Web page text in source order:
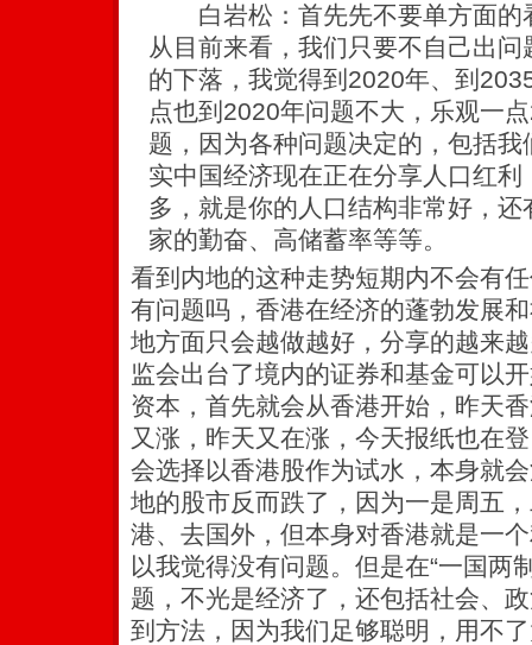
白岩松：首先先不要单方面的
从目前来看，我们只要不自己出
的下落，我觉得到2020年、到
点也到2020年问题不大，乐观一
题，因为各种问题决定的，包括
实中国经济现在正在分享人口红
多，就是你的人口结构非常好，
家的勤奋、高储蓄率等等。
看到内地的这种走势短期内不会有
有问题吗，香港在经济的蓬勃发展
地方面只会越做越好，分享的越来
监会出台了境内的证券和基金可以
资本，首先就会从香港开始，昨天
又涨，昨天又在涨，今天报纸也在
会选择以香港股作为试水，本身就
地的股市反而跌了，因为一是周五
港、去国外，但本身对香港就是一
以我觉得没有问题。但是在“一国两
题，不光是经济了，还包括社会、
到方法，因为我们足够聪明，用不